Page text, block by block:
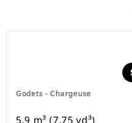
Godets - Chargeuse
5,9 m³ (7,75 yd³)